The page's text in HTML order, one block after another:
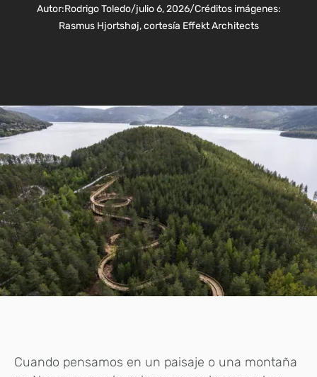
Autor:Rodrigo Toledo/julio 6, 2026/Créditos imágenes:
Rasmus Hjortshøj, cortesía Effekt Architects
Cuando pensamos en un paisaje o una montaña